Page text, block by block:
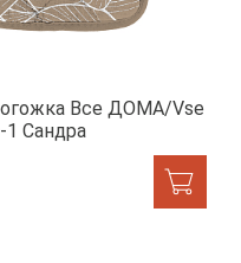
Все ДОМА/Vse
1 Сандра